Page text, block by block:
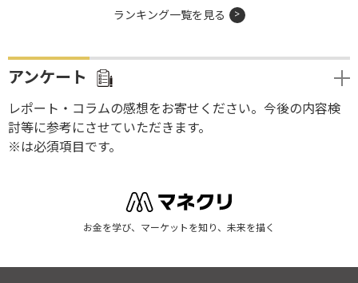
ランキング一覧を見る
アンケート
レポート・コラムの感想をお寄せください。今後の内容検
討等に参考にさせていただきます。
※は必須項目です。
お金を学び、マーケットを知り、未来を描く